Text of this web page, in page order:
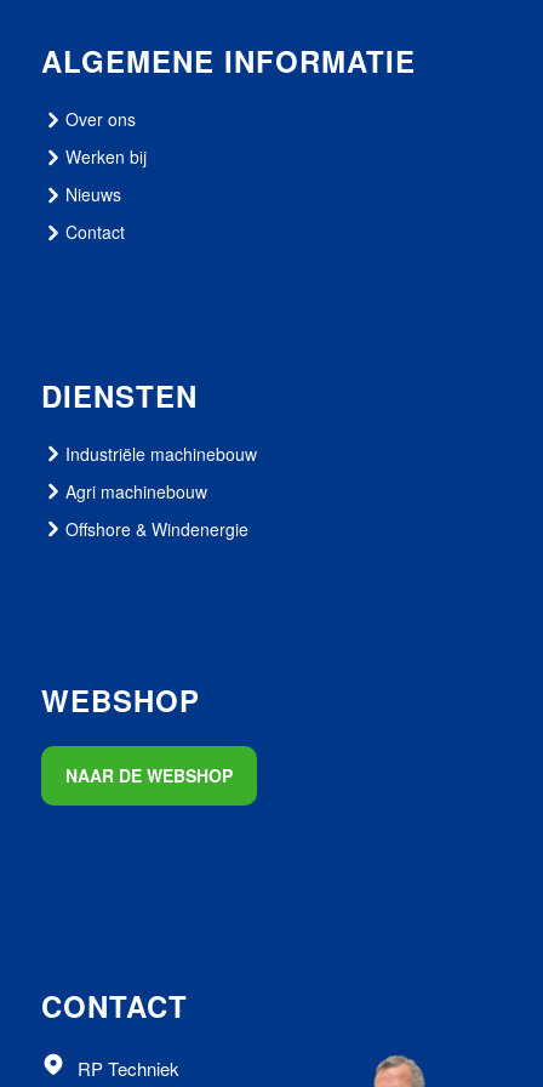
ALGEMENE INFORMATIE
Over ons
Werken bij
Nieuws
Contact
DIENSTEN
Industriële machinebouw
Agri machinebouw
Offshore & Windenergie
WEBSHOP
NAAR DE WEBSHOP
CONTACT
RP Techniek